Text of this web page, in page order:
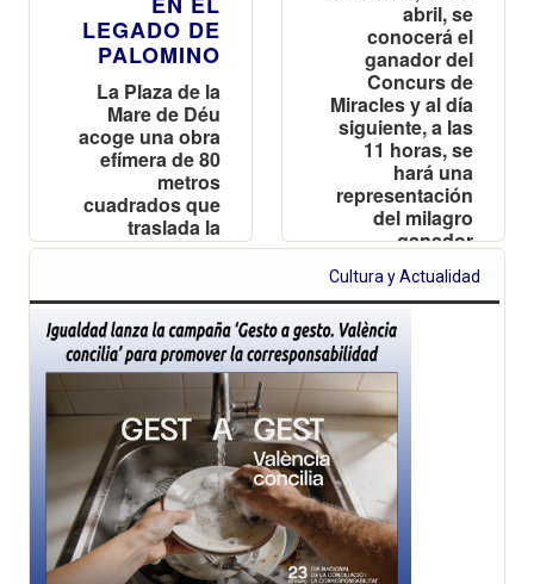
LEGADO DE
PALOMINO
La Plaza de la
Mare de Déu
acoge una obra
efímera de 80
metros
cuadrados que
traslada la
majestuosidad
la Basílica al
corazón de la
ciudad
abril, se
conocerá el
ganador del
Concurs de
Miracles y al día
siguiente, a las
11 horas, se
hará una
representación
del milagro
ganador
Cultura y Actualidad